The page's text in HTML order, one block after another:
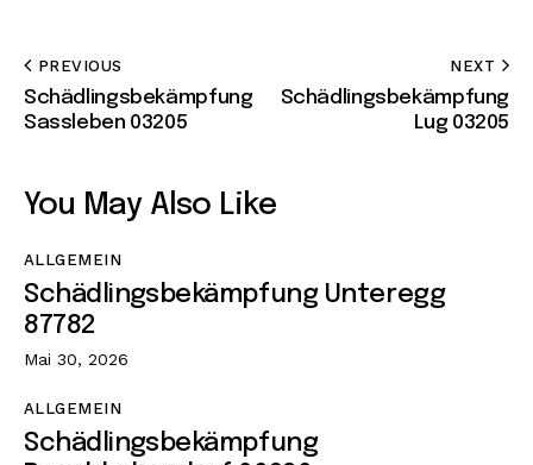
PREVIOUS
Schädlingsbekämpfung
Sassleben 03205
NEXT
Schädlingsbekämpfung
Lug 03205
You May Also Like
ALLGEMEIN
Schädlingsbekämpfung Unteregg
87782
Mai 30, 2026
ALLGEMEIN
Schädlingsbekämpfung